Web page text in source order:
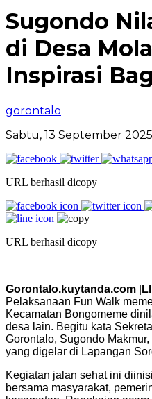
Sugondo
di Desa
Inspirasi
gorontalo
Sabtu, 13 September 2025
URL berhasil dicopy
URL berhasil dicopy
Gorontalo.kuytanda.com
Pelaksanaan Fun Walk
Kecamatan Bongomeme
desa lain. Begitu kata
Gorontalo, Sugondo
yang digelar di Lapangan
Kegiatan jalan sehat ini
bersama masyarakat,